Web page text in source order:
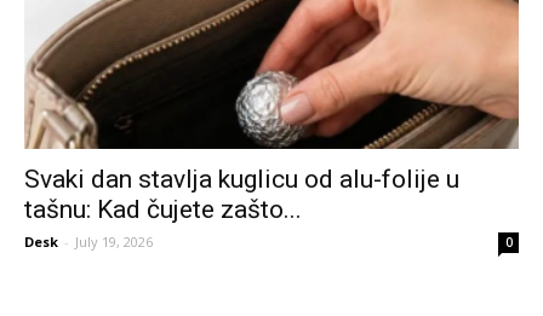
Svaki dan stavlja kuglicu od alu-folije u
tašnu: Kad čujete zašto...
Desk - July 19, 2026 0